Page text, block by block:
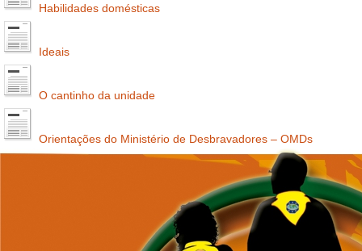
Habilidades domésticas
Ideais
O cantinho da unidade
Orientações do Ministério de Desbravadores – OMDs